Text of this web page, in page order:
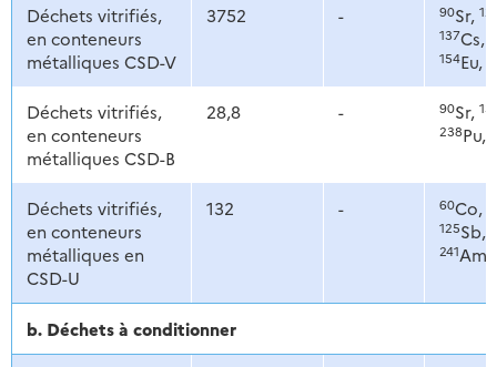
Déchets vitrifiés,
en conteneurs
métalliques CSD-V
3752 - 90Sr,
137Cs,
154Eu,
Déchets vitrifiés,
en conteneurs
métalliques CSD-B
28,8 - 90Sr,
238Pu,
Déchets vitrifiés,
en conteneurs
métalliques en
CSD-U
132 - 60Co,
125Sb,
241Am
b. Déchets à conditionner